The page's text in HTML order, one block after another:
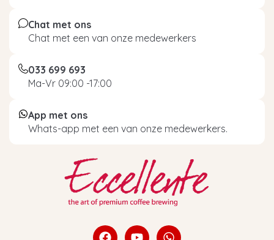
Chat met ons
Chat met een van onze medewerkers
033 699 693
Ma-Vr 09:00 -17:00
App met ons
Whats-app met een van onze medewerkers.